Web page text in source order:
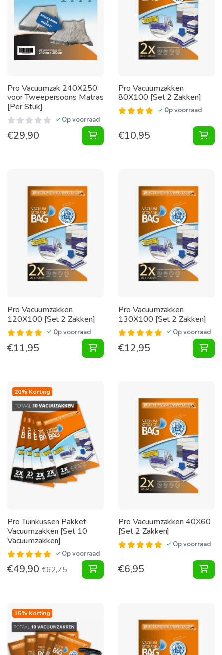
Pro Vacuumzak 240X250
voor Tweepersoons Matras
[Per Stuk]
Op voorraad
€29,90 Vacuumzak 240X250 voor
Pro Vacuumzakken
80X100 [Set 2 Zakken]
Op voorraad
€10,95
Pro Vacuumzakken
120X100 [Set 2 Zakken]
Op voorraad
€11,95 Vacuumzakken 120X100 [Set 2
Pro Vacuumzakken
130X100 [Set 2 Zakken]
Op voorraad
€12,95
20% Korting
Pro Tuinkussen Pakket
Vacuumzakken [Set 10
Vacuumzakken]
Op voorraad
€49,90 €62,75 Tuinkussen Pakket Vacuumzakken
Pro Vacuumzakken 40X60
[Set 2 Zakken]
Op voorraad
€6,95
15% Korting